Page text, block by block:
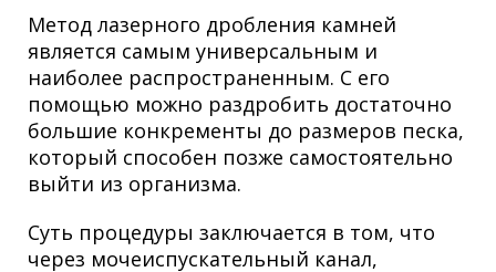
Метод лазерного дробления камней
является самым универсальным и
наиболее распространенным. С его
помощью можно раздробить достаточно
большие конкременты до размеров песка,
который способен позже самостоятельно
выйти из организма.
Суть процедуры заключается в том, что
через мочеиспускательный канал,